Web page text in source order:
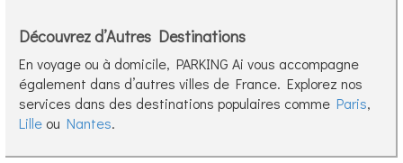
Découvrez d’Autres Destinations
En voyage ou à domicile, PARKING Ai vous accompagne
également dans d’autres villes de France. Explorez nos
services dans des destinations populaires comme Paris,
Lille ou Nantes.